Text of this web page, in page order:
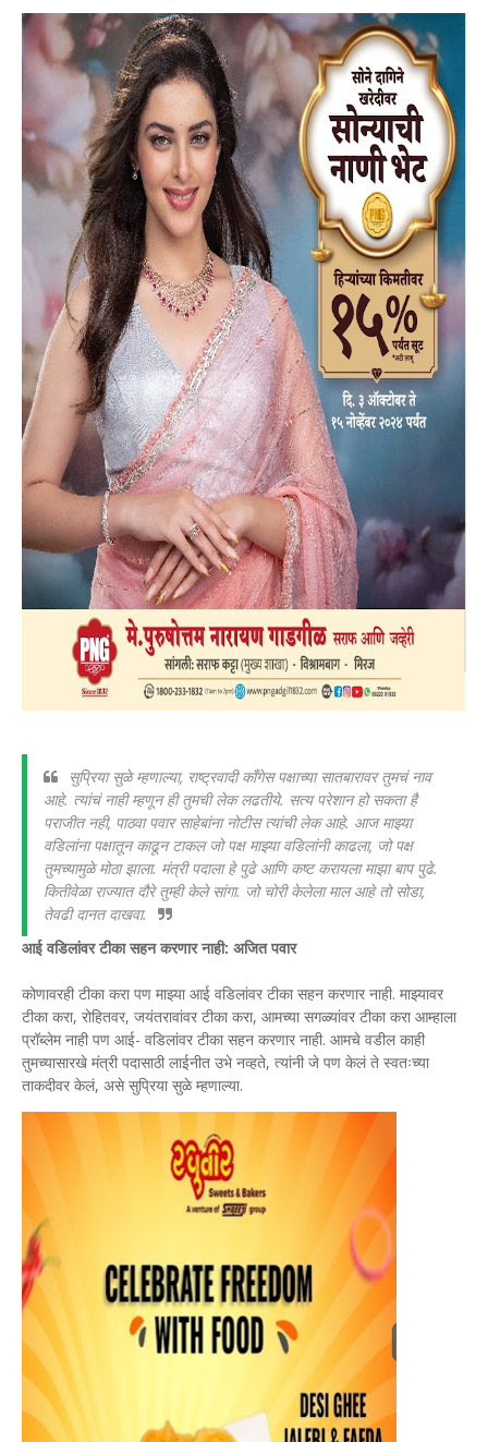
सुप्रिया सुळे म्हणाल्या, राष्ट्रवादी काँगेस पक्षाच्या सातबारावर तुमचं नाव
आहे. त्यांचं नाही म्हणून ही तुमची लेक लढतीये. सत्य परेशान हो सकता है
पराजीत नही, पाठवा पवार साहेबांना नोटीस त्यांची लेक आहे. आज माझ्या
वडिलांना पक्षातून काढून टाकल जो पक्ष माझ्या वडिलांनी काढला, जो पक्ष
तुमच्यामुळे मोठा झाला. मंत्री पदाला हे पुढे आणि कष्ट करायला माझा बाप पुढे.
कितीवेळा राज्यात दौरे तुम्ही केले सांगा. जो चोरी केलेला माल आहे तो सोडा,
तेवढी दानत दाखवा.
आई वडिलांवर टीका सहन करणार नाही: अजित पवार
कोणावरही टीका करा पण माझ्या आई वडिलांवर टीका सहन करणार नाही. माझ्यावर
टीका करा, रोहितवर, जयंतरावांवर टीका करा, आमच्या सगळ्यांवर टीका करा आम्हाला
प्रॉब्लेम नाही पण आई- वडिलांवर टीका सहन करणार नाही. आमचे वडील काही
तुमच्यासारखे मंत्री पदासाठी लाईनीत उभे नव्हते, त्यांनी जे पण केलं ते स्वतःच्या
ताकदीवर केलं, असे सुप्रिया सुळे म्हणाल्या.